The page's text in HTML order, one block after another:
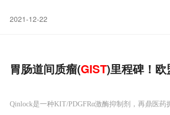
2021-12-22
胃肠道间质瘤(GIST)里程碑！
Qinlock是一种KIT/PDGFRα激酶抑制剂，再鼎医药